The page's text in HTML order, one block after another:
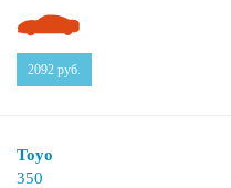
2092 руб.
Toyo
350